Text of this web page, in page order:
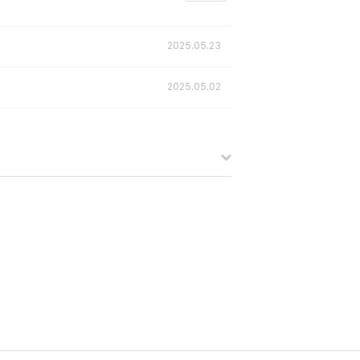
2025.05.23
2025.05.02